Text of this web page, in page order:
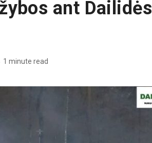
ant Dailidės
1 minute read